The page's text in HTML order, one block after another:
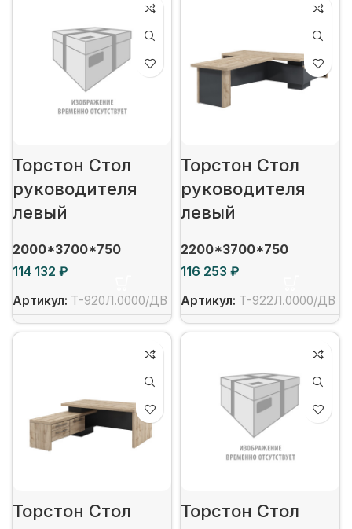
Торстон Стол
руководителя
левый
2000*3700*750
₽
Артикул: Т-920Л.0000/ДВ
Торстон Стол
руководителя
левый
2200*3700*750
₽
Артикул: Т-922Л.0000/ДВ
Торстон Стол
Торстон Стол